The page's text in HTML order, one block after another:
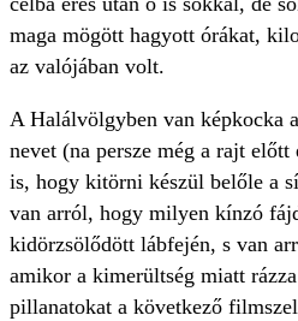
maga mögött hagyott órákat,
az valójában volt.
A Halálvölgyben van képkocka
nevet (na persze még a rajt
is, hogy kitörni készül belőle a
van arról, hogy milyen kínzó
kidörzsölődött lábfején, s van
amikor a kimerültség miatt
pillanatokat a következő